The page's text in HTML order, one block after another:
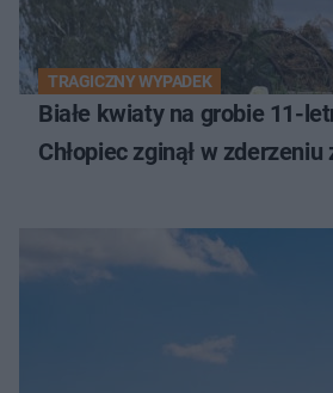
TRAGICZNY WYPADEK
Białe kwiaty na grobie 11-
Chłopiec zginął w